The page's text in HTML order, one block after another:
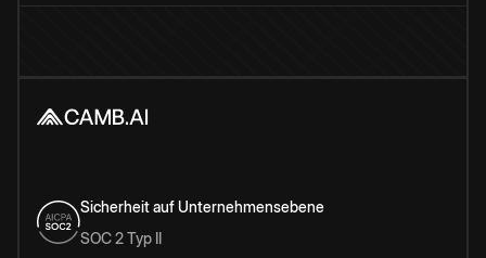
Sicherheit auf Unternehmensebene
SOC 2 Typ II